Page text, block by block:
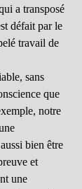
a transposé
défait par le
travail de
sans
que
notre
bien être
et
une